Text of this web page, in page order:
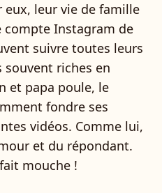
leur vie de famille
compte Instagram de
suivre toutes leurs
riches en
et papa poule, le
fondre ses
vidéos. Comme lui,
et du répondant.
mouche !